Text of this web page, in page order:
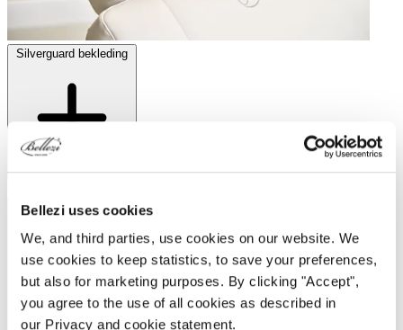
Bellezi uses cookies
We, and third parties, use cookies on our website. We
use cookies to keep statistics, to save your preferences,
but also for marketing purposes. By clicking "Accept",
you agree to the use of all cookies as described in
our Privacy and cookie statement.
Silverguard bekleding
Stabiele ondersteuning van de nek